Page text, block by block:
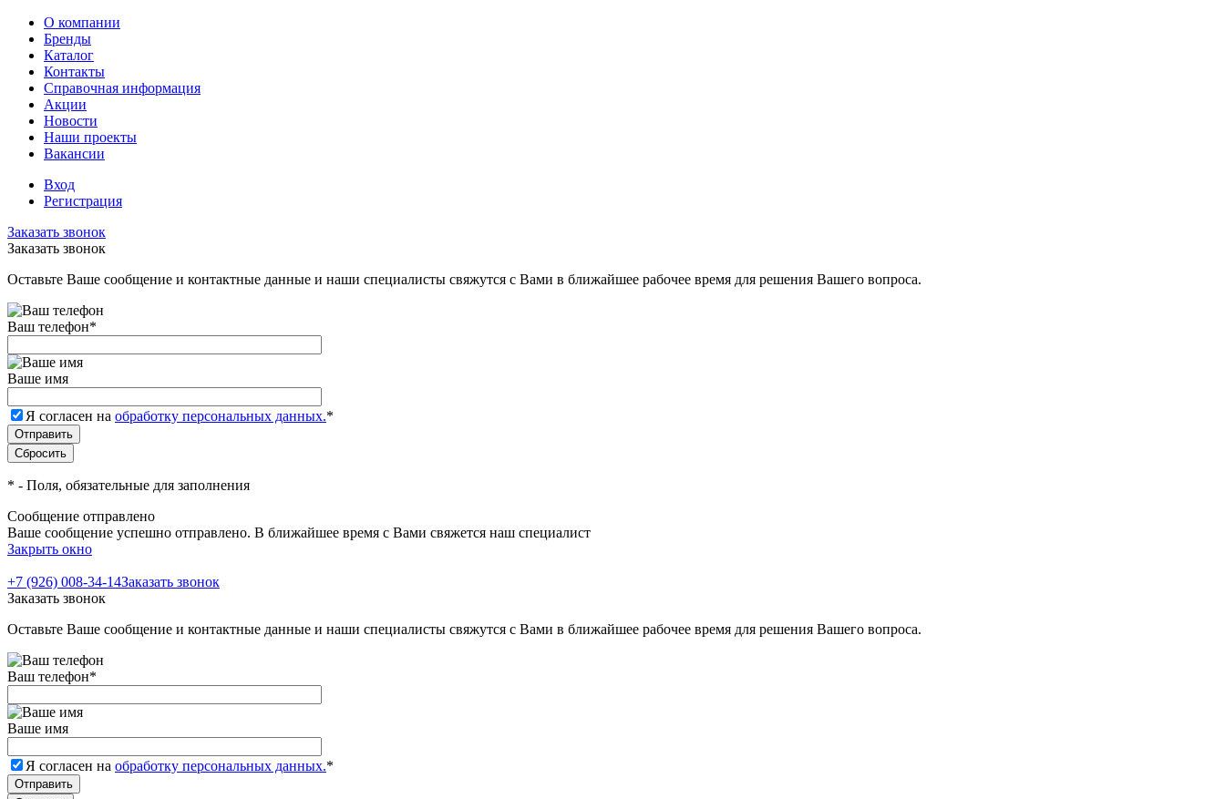
О компании
Бренды
Каталог
Контакты
Справочная информация
Акции
Новости
Наши проекты
Вакансии
Вход
Регистрация
Заказать звонок
Заказать звонок
Оставьте Ваше сообщение и контактные данные и наши специалисты свяжутся с Вами в ближайшее рабочее время для решения Вашего вопроса.
Ваш телефон*
Ваше имя
Я согласен на обработку персональных данных.*
* - Поля, обязательные для заполнения
Сообщение отправлено
Ваше сообщение успешно отправлено. В ближайшее время с Вами свяжется наш специалист
Закрыть окно
+7 (926) 008-34-14Заказать звонок
Заказать звонок
Оставьте Ваше сообщение и контактные данные и наши специалисты свяжутся с Вами в ближайшее рабочее время для решения Вашего вопроса.
Ваш телефон*
Ваше имя
Я согласен на обработку персональных данных.*